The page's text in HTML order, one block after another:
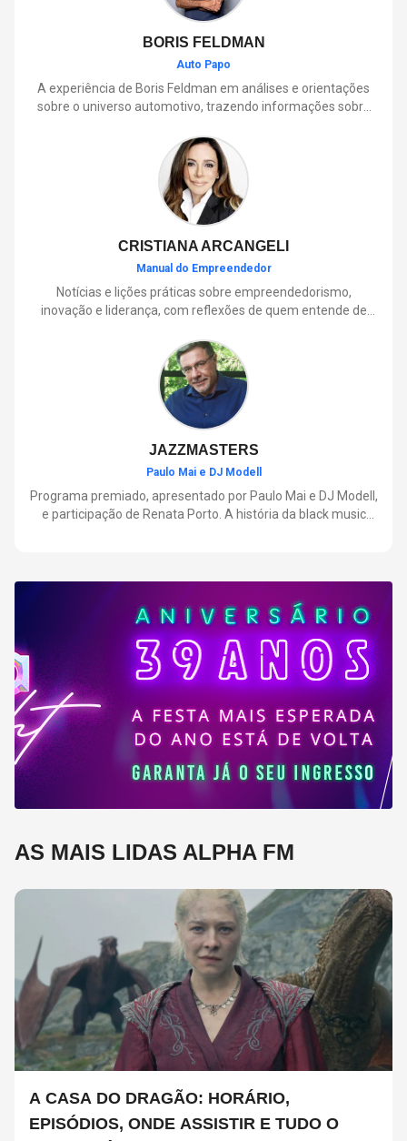
BORIS FELDMAN
Auto Papo
A experiência de Boris Feldman em análises e orientações
sobre o universo automotivo, trazendo informações sobre
que envolve o dia a dia dos motoristas.
CRISTIANA ARCANGELI
Manual do Empreendedor
Notícias e lições práticas sobre empreendedorismo,
inovação e liderança, com reflexões de quem entende de
JAZZMASTERS
Paulo Mai e DJ Modell
Programa premiado, apresentado por Paulo Mai e DJ Modell,
e participação de Renata Porto. A história da black music
AS MAIS LIDAS ALPHA FM
A CASA DO DRAGÃO: HORÁRIO,
EPISÓDIOS, ONDE ASSISTIR E TUDO O